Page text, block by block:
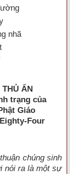
nhã
ẤN
trạng của
Giáo
Four
chúng sinh
nói ra là một sự